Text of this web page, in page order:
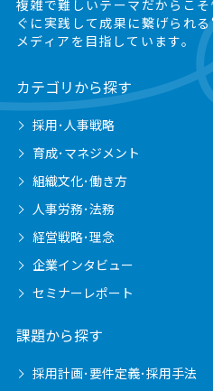
複雑で難しいテーマだからこそ
ぐに実践して成果に繋げられ
メディアを目指しています。
カテゴリから探す
採用･人事戦略
育成･マネジメント
組織文化･働き方
人事労務･法務
経営戦略･理念
企業インタビュー
セミナーレポート
課題から探す
採用計画･要件定義･採用手法